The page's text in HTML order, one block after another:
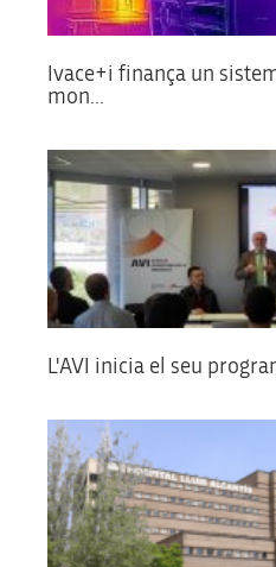
Ivace+i finança un
mon...
L'AVI inicia el seu